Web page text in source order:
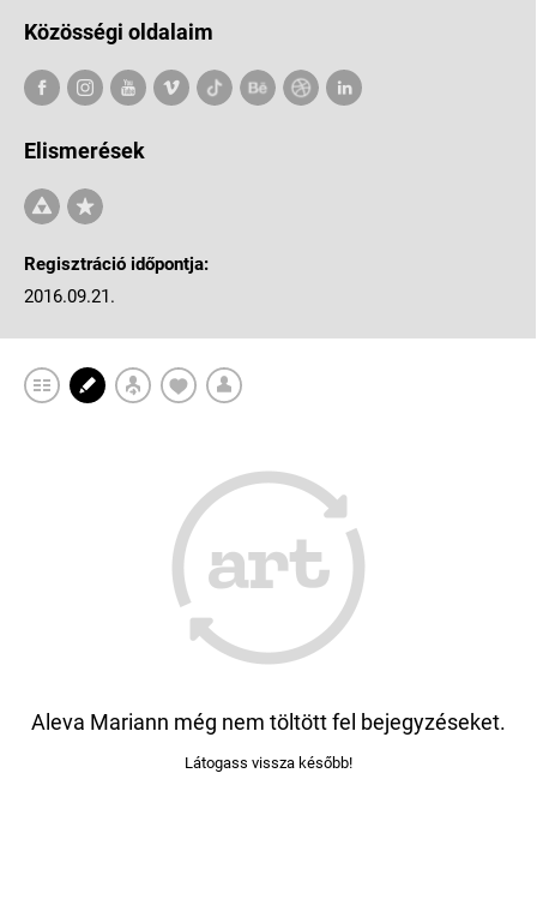
Közösségi oldalaim
Elismerések
Regisztráció időpontja:
2016.09.21.
Aleva Mariann még nem töltött fel bejegyzéseket.
Látogass vissza később!